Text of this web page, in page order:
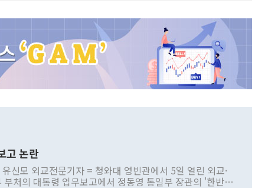
고 논란
신모 외교전문기자 = 청와대 영빈관에서 5일 열린 외교·
부처의 대통령 업무보고에서 정동영 통일부 장관의 '한반도